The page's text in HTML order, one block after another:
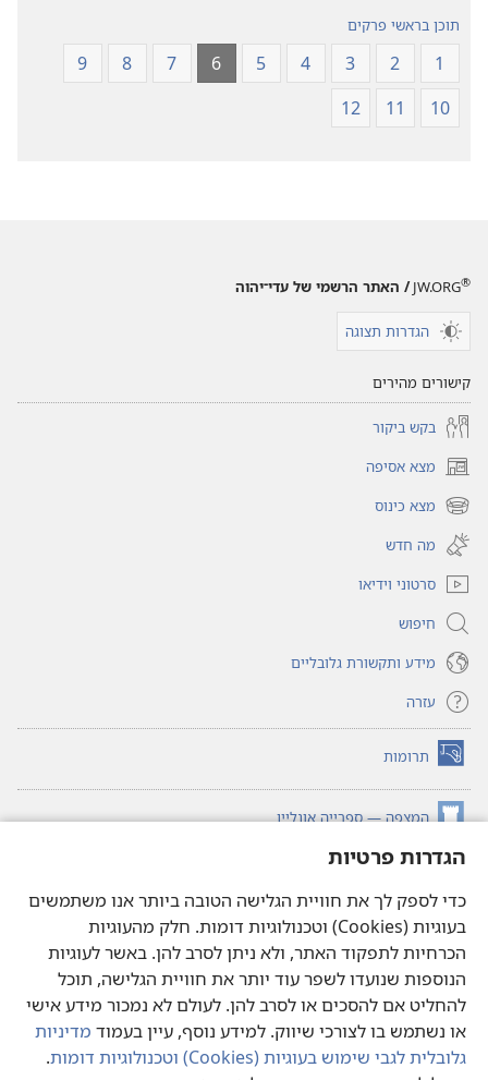
הגדרות פרטיות
כדי לספק לך את חוויית הגלישה הטובה ביותר אנו משתמשים
בעוגיות (Cookies) וטכנולוגיות דומות. חלק מהעוגיות
הכרחיות לתפקוד האתר, ולא ניתן לסרב להן. באשר לעוגיות
הנוספות שנועדו לשפר עוד יותר את חוויית הגלישה, תוכל
להחליט אם להסכים או לסרב להן. לעולם לא נמכור מידע אישי
או נשתמש בו לצורכי שיווק. למידע נוסף, עיין בעמוד מדיניות
גלובלית לגבי שימוש בעוגיות (‏Cookies)‏ וטכנולוגיות דומות
.
תוכן בראשי פרקים
1
2
3
4
5
6
7
8
9
10
11
12
JW.ORG® / האתר הרשמי של עדי־יהוה
הגדרות תצוגה
קישורים מהירים
בקש ביקור
מצא אסיפה(פותח
חלון
חדש)
מצא כינוס(פותח
חלון
חדש)
מה חדש
סרטוני וידיאו
חיפוש
מידע ותקשורת גלובליים
עזרה
תרומות (פותח
חלון
חדש) המצפה — ספרייה אונליין (פותח
חדש) JW Hub
®
חלון
ספריית המצפה
© 2026 Watch Tower Bible and Tract Society of Pennsylvania.